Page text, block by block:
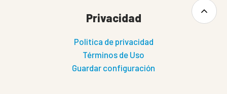
Privacidad
Politica de privacidad
Términos de Uso
Guardar configuración